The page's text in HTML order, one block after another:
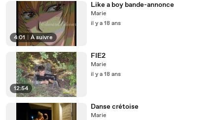
4:01 À suivre
Like a boy bande-annonce
Marie
il y a 18 ans
12:54
FIE2
Marie
il y a 18 ans
Danse crétoise
Marie